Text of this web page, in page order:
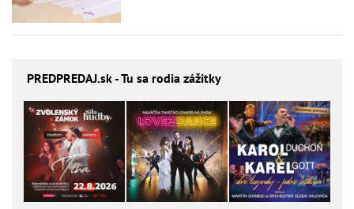
PREDPREDAJ.sk - Tu sa rodia zážitky